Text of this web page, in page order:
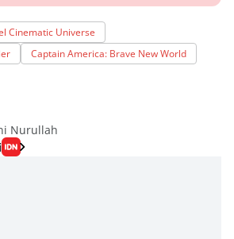
Cinematic Universe
Captain America: Brave New World
Nurullah